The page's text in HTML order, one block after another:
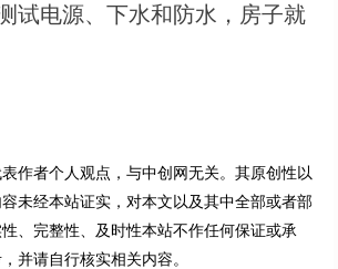
试电源、下水和防水，房子就
作者个人观点，与中创网无关。其原创性以
未经本站证实，对本文以及其中全部或者部
、完整性、及时性本站不作任何保证或承
并请自行核实相关内容。